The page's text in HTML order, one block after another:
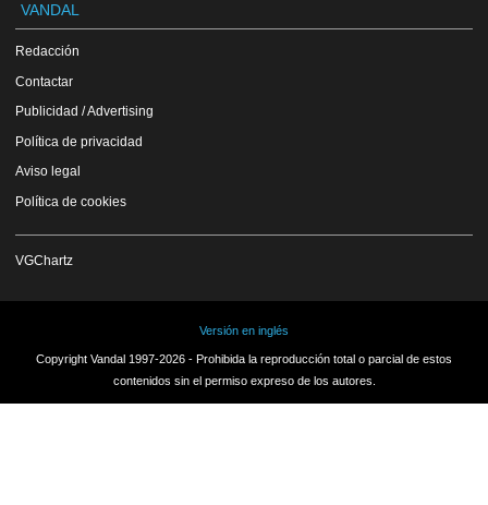
VANDAL
Redacción
Contactar
Publicidad / Advertising
Política de privacidad
Aviso legal
Política de cookies
VGChartz
Versión en inglés
Copyright Vandal 1997-2026 - Prohibida la reproducción total o parcial de estos
contenidos sin el permiso expreso de los autores.